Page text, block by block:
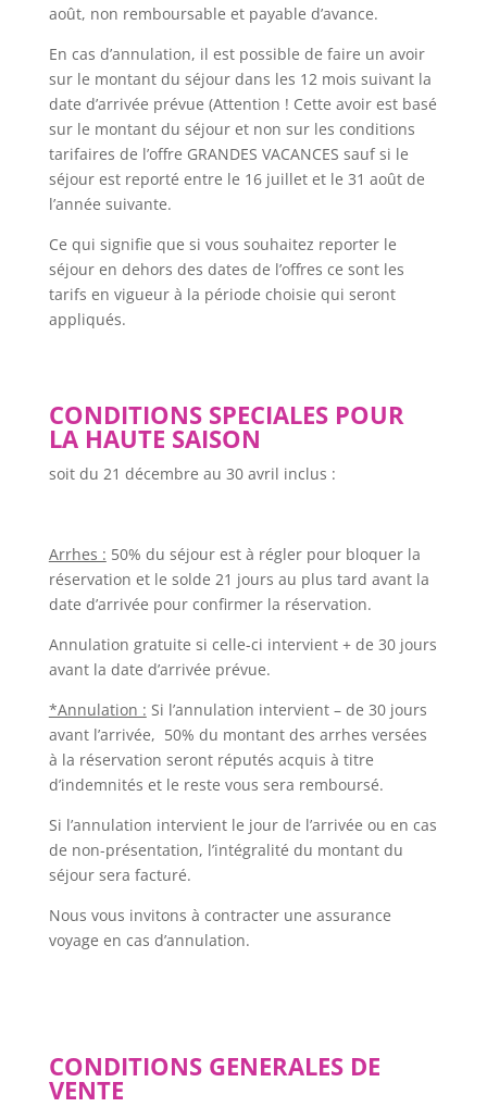
août, non remboursable et payable d’avance.
En cas d’annulation, il est possible de faire un avoir
sur le montant du séjour dans les 12 mois suivant la
date d’arrivée prévue (Attention ! Cette avoir est basé
sur le montant du séjour et non sur les conditions
tarifaires de l’offre GRANDES VACANCES sauf si le
séjour est reporté entre le 16 juillet et le 31 août de
l’année suivante.
Ce qui signifie que si vous souhaitez reporter le
séjour en dehors des dates de l’offres ce sont les
tarifs en vigueur à la période choisie qui seront
appliqués.
CONDITIONS SPECIALES POUR
LA HAUTE SAISON
soit du 21 décembre au 30 avril inclus :
Arrhes : 50% du séjour est à régler pour bloquer la
réservation et le solde 21 jours au plus tard avant la
date d’arrivée pour confirmer la réservation.
Annulation gratuite si celle-ci intervient + de 30 jours
avant la date d’arrivée prévue.
*Annulation : Si l’annulation intervient – de 30 jours
avant l’arrivée, 50% du montant des arrhes versées
à la réservation seront réputés acquis à titre
d’indemnités et le reste vous sera remboursé.
Si l’annulation intervient le jour de l’arrivée ou en cas
de non-présentation, l’intégralité du montant du
séjour sera facturé.
Nous vous invitons à contracter une assurance
voyage en cas d’annulation.
CONDITIONS GENERALES DE
VENTE